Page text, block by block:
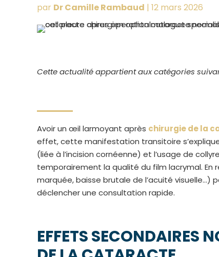
par Dr Camille Rambaud | 12 mars 2026
Cette actualité appartient aux catégories
Avoir un œil larmoyant après chirurgie de la
effet, cette manifestation transitoire
(liée à l’incision cornéenne) et l’usage de
temporairement la qualité du film lacrymal.
marquée, baisse brutale de l’acuité
déclencher une consultation rapide.
EFFETS SECONDAIRES